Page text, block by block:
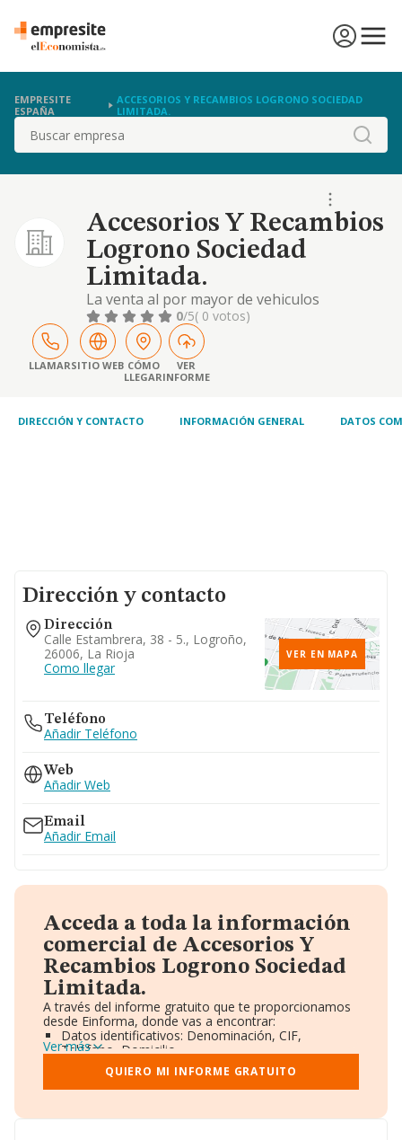
EMPRESITE
ESPAÑA
ACCESORIOS Y RECAMBIOS LOGRONO SOCIEDAD
LIMITADA.
Buscar
Accesorios Y Recambios
Logrono Sociedad
Limitada.
La venta al por mayor de vehiculos
automoviles y sus accesorios.
0/5( 0 votos)
LLAMARSITIO WEB CÓMO
LLEGAR
VER
INFORME
DIRECCIÓN Y CONTACTO INFORMACIÓN GENERAL DATOS
Dirección y contacto
Dirección
Calle Estambrera, 38 - 5., Logroño,
26006, La Rioja
Como llegar
VER EN MAPA
Teléfono
Añadir Teléfono
Web
Añadir Web
Email
Añadir Email
Acceda a toda la información
comercial de Accesorios Y
Recambios Logrono Sociedad
Limitada.
A través del informe gratuito que te proporcionamos
desde Einforma, donde vas a encontrar:
Datos identificativos: Denominación, CIF,
Teléfono, Domicilio.
Informe Mercantil Completo (BORME).
Gráficos de Evolución Ventas y Empleados.
Consejo de Administración y Administradores.
Accionistas.
Ver más
QUIERO MI INFORME GRATUITO